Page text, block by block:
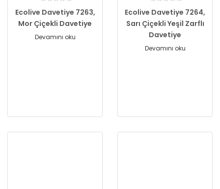
Ecolive Davetiye 7263,
Mor Çiçekli Davetiye
Devamını oku
Ecolive Davetiye 7264,
Sarı Çiçekli Yeşil Zarflı
Davetiye
Devamını oku